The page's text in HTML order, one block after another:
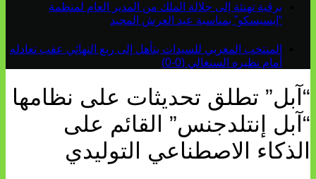
برقية تهنئة إلى جلالة الملك من المدير العام لمنظمة
“إيسيسكو” بمناسبة عيد العرش المجيد
المنتخب المغربي للسيدات يتأهل إلى ربع النهائي عقب تعادله
أمام نظيره السنغالي (0-0)
“آبل” تطلق تحديثات على نظامها
“آبل إنتلدجنس” القائم على
الذكاء الاصطناعي التوليدي